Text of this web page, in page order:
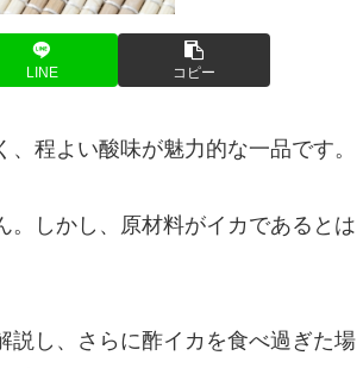
LINE コピー
程よい酸味が魅力的な一品です。
。しかし、原材料がイカであるとは
説し、さらに酢イカを食べ過ぎた場